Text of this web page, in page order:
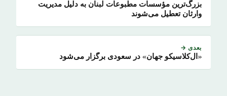
بزرگ‌ترین مؤسسات مطبوعات لبنان به دلیل مدیریت
وارثان تعطیل می‌شوند
بعدی →
«ال‌کلاسیکو جهان» در سعودی برگزار می‌شود